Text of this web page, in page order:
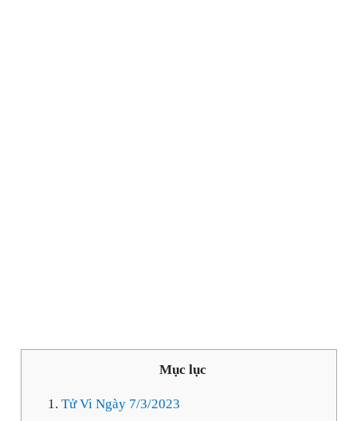
Mục lục
Tử Vi Ngày 7/3/2023